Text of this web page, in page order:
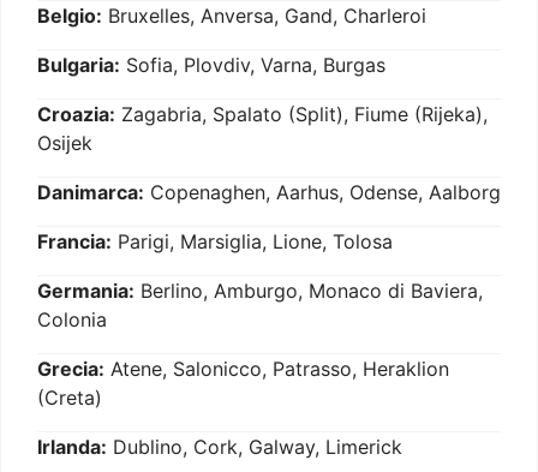
Belgio: Bruxelles, Anversa, Gand, Charleroi
Bulgaria: Sofia, Plovdiv, Varna, Burgas
Croazia: Zagabria, Spalato (Split), Fiume (Rijeka),
Osijek
Danimarca: Copenaghen, Aarhus, Odense, Aalborg
Francia: Parigi, Marsiglia, Lione, Tolosa
Germania: Berlino, Amburgo, Monaco di Baviera,
Colonia
Grecia: Atene, Salonicco, Patrasso, Heraklion
(Creta)
Irlanda: Dublino, Cork, Galway, Limerick